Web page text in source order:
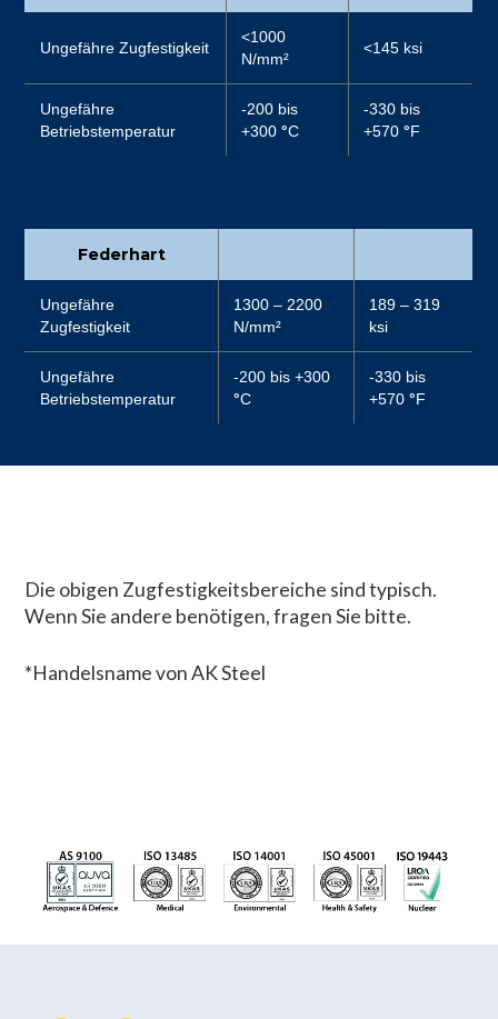
Ungefähre Zugfestigkeit
<1000
N/mm²
<145 ksi
Ungefähre
Betriebstemperatur
-200 bis
+300°C
-330 bis
+570°F
Federhart
Ungefähre
Zugfestigkeit
1300 – 2200
N/mm²
189 – 319
ksi
Ungefähre
Betriebstemperatur
-200 bis +300
°C
-330 bis
+570°F
Die obigen Zugfestigkeitsbereiche sind typisch.
Wenn Sie andere benötigen, fragen Sie bitte.
*Handelsname von AK Steel